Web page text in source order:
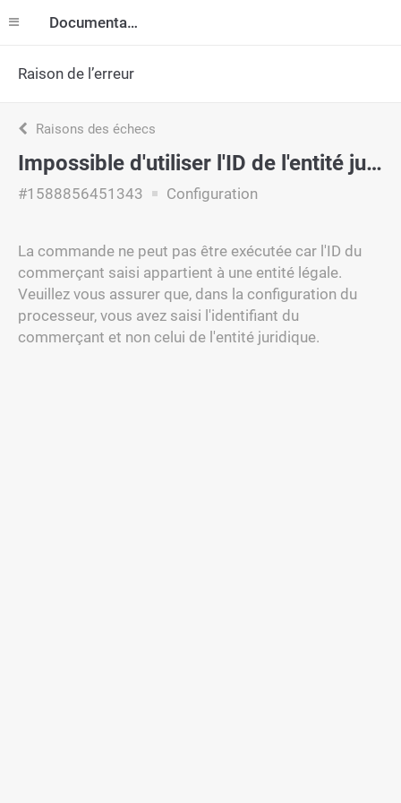
Documentation
Raison de l’erreur
Raisons des échecs
Impossible d'utiliser l'ID de l'entité juridique pour les commandes
#1588856451343 Configuration
La commande ne peut pas être exécutée car l'ID du
commerçant saisi appartient à une entité légale.
Veuillez vous assurer que, dans la configuration du
processeur, vous avez saisi l'identifiant du
commerçant et non celui de l'entité juridique.